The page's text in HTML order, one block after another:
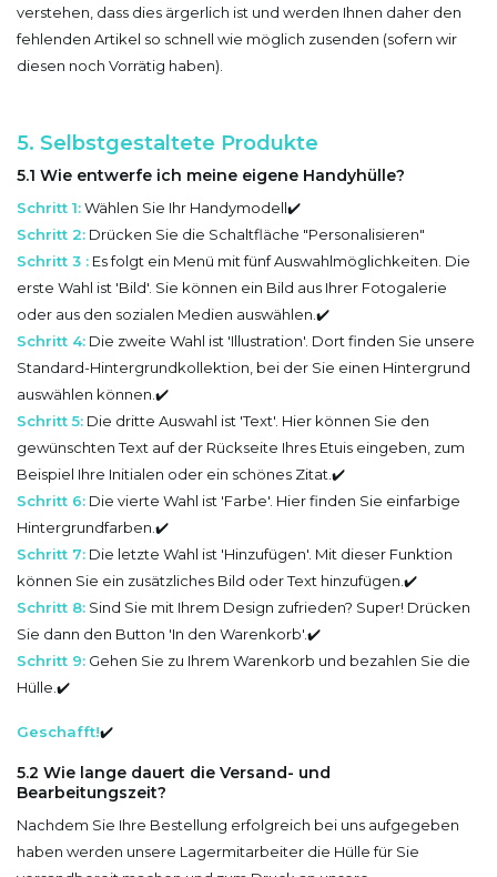
verstehen, dass dies ärgerlich ist und werden Ihnen daher den
fehlenden Artikel so schnell wie möglich zusenden (sofern wir
diesen noch Vorrätig haben).
5. Selbstgestaltete Produkte
5.1 Wie entwerfe ich meine eigene Handyhülle?
Schritt 1:Wählen Sie Ihr Handymodell✔️
Schritt 2: Drücken Sie die Schaltfläche "Personalisieren"
Schritt 3 : Es folgt ein Menü mit fünf Auswahlmöglichkeiten. Die
erste Wahl ist 'Bild'. Sie können ein Bild aus Ihrer Fotogalerie
oder aus den sozialen Medien auswählen.✔️
Schritt 4: Die zweite Wahl ist 'Illustration'. Dort finden Sie unsere
Standard-Hintergrundkollektion, bei der Sie einen Hintergrund
auswählen können.✔️
Schritt 5: Die dritte Auswahl ist 'Text'. Hier können Sie den
gewünschten Text auf der Rückseite Ihres Etuis eingeben, zum
Beispiel Ihre Initialen oder ein schönes Zitat.✔️
Schritt 6: Die vierte Wahl ist 'Farbe'. Hier finden Sie einfarbige
Hintergrundfarben.✔️
Schritt 7: Die letzte Wahl ist 'Hinzufügen'. Mit dieser Funktion
können Sie ein zusätzliches Bild oder Text hinzufügen.✔️
Schritt 8: Sind Sie mit Ihrem Design zufrieden? Super! Drücken
Sie dann den Button 'In den Warenkorb'.✔️
Schritt 9: Gehen Sie zu Ihrem Warenkorb und bezahlen Sie die
Hülle.✔️
Geschafft!✔️
5.2 Wie lange dauert die Versand- und
Bearbeitungszeit?
Nachdem Sie Ihre Bestellung erfolgreich bei uns aufgegeben
haben werden unsere Lagermitarbeiter die Hülle für Sie